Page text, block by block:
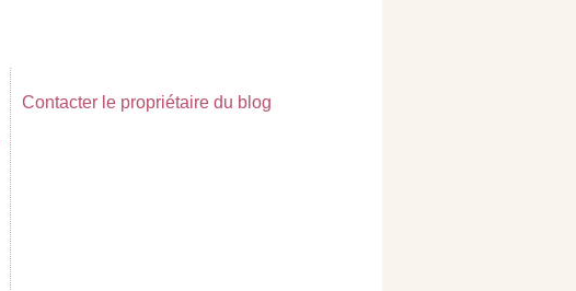
Contacter le propriétaire du blog